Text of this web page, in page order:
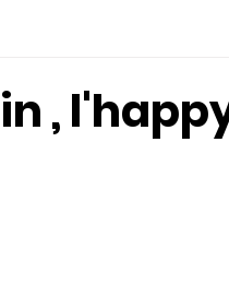
,